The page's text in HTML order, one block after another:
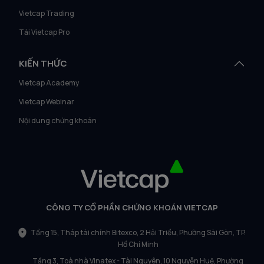
Vietcap Trading
Tải Vietcap Pro
KIẾN THỨC
Vietcap Academy
Vietcap Webinar
Nội dung chứng khoán
CÔNG TY CỔ PHẦN CHỨNG KHOÁN VIETCAP
Tầng 15, Tháp tài chính Bitexco, 2 Hải Triều, Phường Sài Gòn, TP.
Hồ Chí Minh
Tầng 3, Toà nhà Vinatex - Tài Nguyên, 10 Nguyễn Huệ, Phường